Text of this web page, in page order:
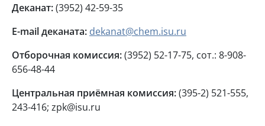
Деканат:(3952) 42-59-35
E-mail деканата: dekanat@chem.isu.ru
Отборочная комиссия:(3952) 52-17-75, сот.: 8-908-
656-48-44
Центральная приёмная комиссия:(395-2) 521-555,
243-416; zpk@isu.ru